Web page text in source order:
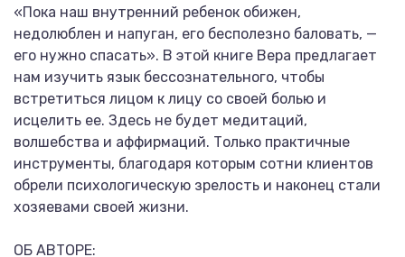
«Пока наш внутренний ребенок обижен,
недолюблен и напуган, его бесполезно баловать, —
его нужно спасать». В этой книге Вера предлагает
нам изучить язык бессознательного, чтобы
встретиться лицом к лицу со своей болью и
исцелить ее. Здесь не будет медитаций,
волшебства и аффирмаций. Только практичные
инструменты, благодаря которым сотни клиентов
обрели психологическую зрелость и наконец стали
хозяевами своей жизни.
ОБ АВТОРЕ: